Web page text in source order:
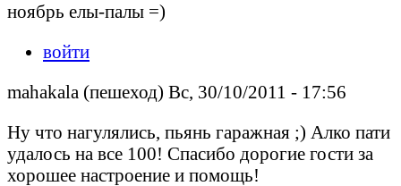
ноябрь елы-палы =)
войти
mahakala (пешеход) Вс, 30/10/2011 - 17:56
Ну что нагулялись, пьянь гаражная ;) Алко пати
удалось на все 100! Спасибо дорогие гости за
хорошее настроение и помощь!